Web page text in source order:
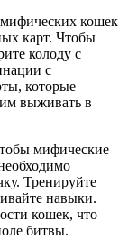
кошек
карт. Чтобы
колоду с
с
которые
выживать в
мифические
Тренируйте
навыки.
кошек, что
битвы.